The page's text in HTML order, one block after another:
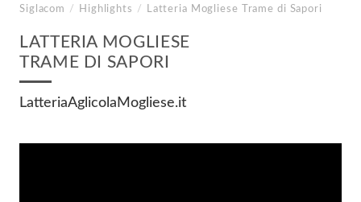
Siglacom / Highlights / Latteria Mogliese Trame di Sapori
LATTERIA MOGLIESE
TRAME DI SAPORI
LatteriaAglicolaMogliese.it